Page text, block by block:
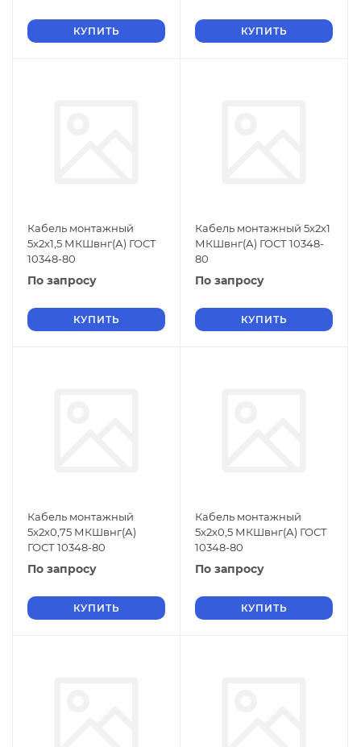
КУПИТЬ КУПИТЬ
Кабель монтажный
5х2х1,5 МКШвнг(А) ГОСТ
10348-80
По запросу
КУПИТЬ
Кабель монтажный 5х2х1
МКШвнг(А) ГОСТ 10348-
80
По запросу
КУПИТЬ
Кабель монтажный
5х2х0,75 МКШвнг(А)
ГОСТ 10348-80
По запросу
КУПИТЬ
Кабель монтажный
5х2х0,5 МКШвнг(А) ГОСТ
10348-80
По запросу
КУПИТЬ